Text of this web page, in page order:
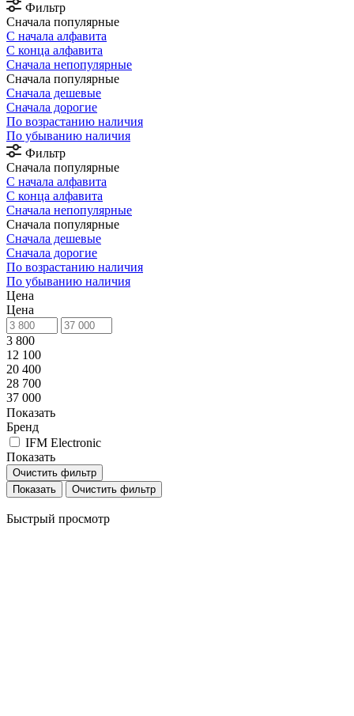
Фильтр
Сначала популярные
С начала алфавита
С конца алфавита
Сначала непопулярные
Сначала популярные
Сначала дешевые
Сначала дорогие
По возрастанию наличия
По убыванию наличия
Фильтр
Сначала популярные
С начала алфавита
С конца алфавита
Сначала непопулярные
Сначала популярные
Сначала дешевые
Сначала дорогие
По возрастанию наличия
По убыванию наличия
Цена
Цена
3 800
12 100
20 400
28 700
37 000
Показать
Бренд
IFM Electronic
Показать
Очистить фильтр
Очистить фильтр
Быстрый просмотр